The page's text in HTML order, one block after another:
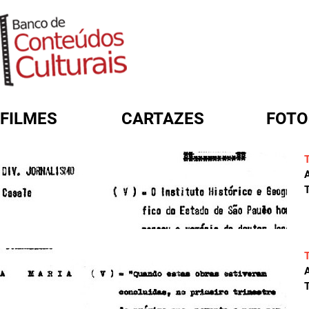
FILMES CARTAZES
FORMULÁRIO DE BUSCA